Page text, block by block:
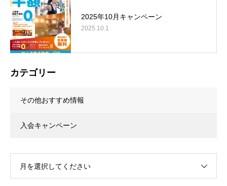
2025年10月キャンペーン
2025.10.1
カテゴリー
その他おすすめ情報
入会キャンペーン
月を選択してください